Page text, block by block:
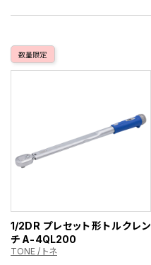
数量限定
1/2DR プレセット形トルクレン
チ A-4QL200
TONE / トネ